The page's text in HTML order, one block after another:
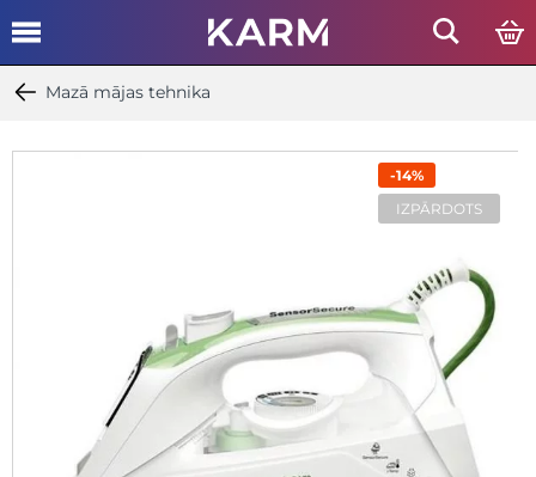
Mazā mājas tehnika
-14%
IZPĀRDOTS